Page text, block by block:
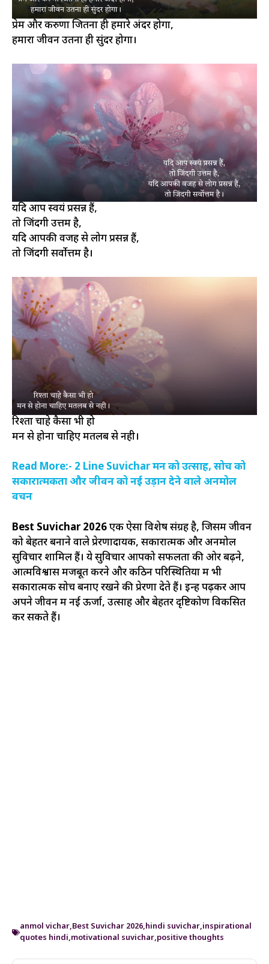
प्रेम और करुणा जितना ही हमारे अंदर होगा,
हमारा जीवन उतना ही सुंदर होगा।
यदि आप स्वयं प्रसन्न हैं,
तो जिंदगी उत्तम है,
यदि आपकी वजह से लोग प्रसन्न हैं,
तो जिंदगी सर्वोत्तम है।
रिश्ता चाहे कैसा भी हो
मन से होना चाहिए मतलब से नही।
Read More:- 2 Line Suvichar मन को उत्साह, सोच को
सकारात्मकता और जीवन को नई उड़ान देने वाले अनमोल
वचन
Best Suvichar 2026एक ऐसा विशेष संग्रह है, जिसमें जीवन
को बेहतर बनाने वाले प्रेरणादायक, सकारात्मक और अनमोल
सुविचार शामिल हैं। ये सुविचार आपको सफलता की ओर बढ़ने,
आत्मविश्वास मजबूत करने और कठिन परिस्थितियों में भी
सकारात्मक सोच बनाए रखने की प्रेरणा देते हैं। इन्हें पढ़कर आप
अपने जीवन में नई ऊर्जा, उत्साह और बेहतर दृष्टिकोण विकसित
कर सकते हैं।
anmol vichar,Best Suvichar 2026,hindi suvichar,inspirational
quotes hindi,motivational suvichar,positive thoughts